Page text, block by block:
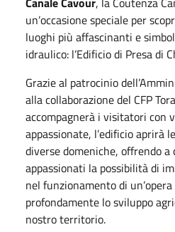
un’occasione speciale per
luoghi più affascinanti e
idraulico: l’Edificio di Presa di
Grazie al patrocinio
alla collaborazione del CFP
accompagnerà i visitatori con
appassionate, l’edificio aprirà
diverse domeniche, offrendo
appassionati la possibilità di
nel funzionamento di
profondamente lo sviluppo
nostro territorio.